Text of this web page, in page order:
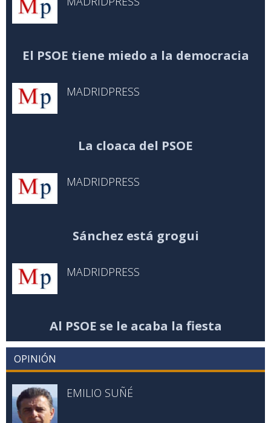
El PSOE tiene miedo a la democracia
MADRIDPRESS
La cloaca del PSOE
MADRIDPRESS
Sánchez está grogui
MADRIDPRESS
Al PSOE se le acaba la fiesta
OPINIÓN
EMILIO SUÑÉ